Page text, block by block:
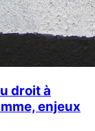
droit à
enjeux